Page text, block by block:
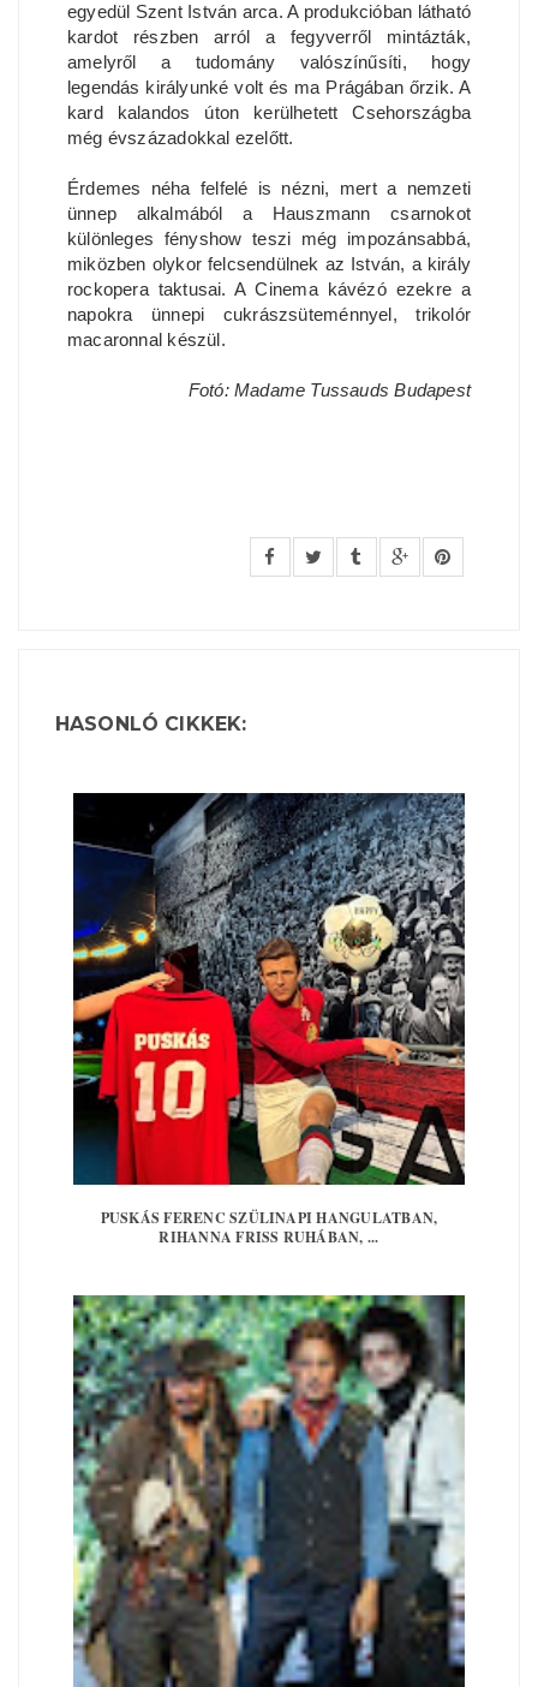
egyedül Szent István arca. A produkcióban látható
kardot részben arról a fegyverről mintázták,
amelyről a tudomány valószínűsíti, hogy
legendás királyunké volt és ma Prágában őrzik. A
kard kalandos úton kerülhetett Csehországba
még évszázadokkal ezelőtt.
Érdemes néha felfelé is nézni, mert a nemzeti
ünnep alkalmából a Hauszmann csarnokot
különleges fényshow teszi még impozánsabbá,
miközben olykor felcsendülnek az István, a király
rockopera taktusai. A Cinema kávézó ezekre a
napokra ünnepi cukrászsüteménnyel, trikolór
macaronnal készül.
Fotó: Madame Tussauds Budapest
HASONLÓ CIKKEK:
PUSKÁS FERENC SZÜLINAPI HANGULATBAN,
RIHANNA FRISS RUHÁBAN, ...